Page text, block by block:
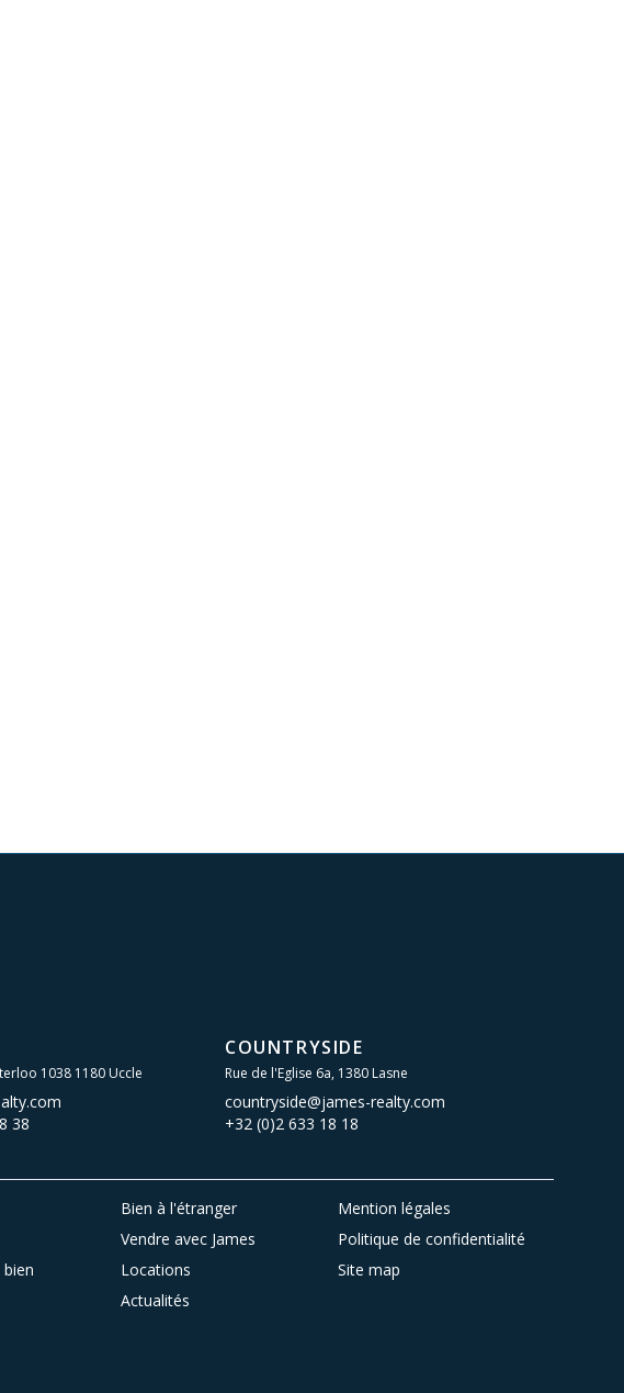
1038 1180 Uccle
38
COUNTRYSIDE
Rue de l'Eglise 6a, 1380 Lasne
countryside@james-realty.com
+32 (0)2 633 18 18
Bien à l'étranger
Mention légales
Vendre avec James
Politique de confidentialité
Locations
Site map
Actualités